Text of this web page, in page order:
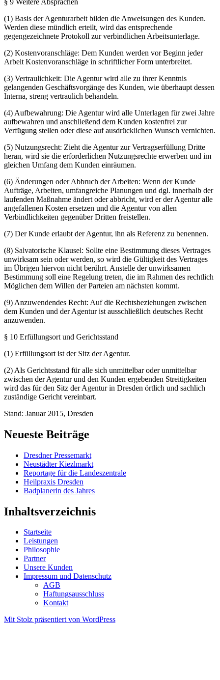
(1) Basis der Agenturarbeit bilden die Anweisungen des Kunden.
Werden diese mündlich erteilt, wird das entsprechende
gegengezeichnete Protokoll zur verbindlichen Arbeitsunterlage.
(2) Kostenvoranschläge: Dem Kunden werden vor Beginn jeder
Arbeit Kostenvoranschläge in schriftlicher Form unterbreitet.
(3) Vertraulichkeit: Die Agentur wird alle zu ihrer Kenntnis
gelangenden Geschäftsvorgänge des Kunden, wie überhaupt dessen
Interna, streng vertraulich behandeln.
(4) Aufbewahrung: Die Agentur wird alle Unterlagen für zwei Jahre
aufbewahren und anschließend dem Kunden kostenfrei zur
Verfügung stellen oder diese auf ausdrücklichen Wunsch vernichten.
(5) Nutzungsrecht: Zieht die Agentur zur Vertragserfüllung Dritte
heran, wird sie die erforderlichen Nutzungsrechte erwerben und im
gleichen Umfang dem Kunden einräumen.
(6) Änderungen oder Abbruch der Arbeiten: Wenn der Kunde
Aufträge, Arbeiten, umfangreiche Planungen und dgl. innerhalb der
laufenden Maßnahme ändert oder abbricht, wird er der Agentur alle
angefallenen Kosten ersetzen und die Agentur von allen
Verbindlichkeiten gegenüber Dritten freistellen.
(7) Der Kunde erlaubt der Agentur, ihn als Referenz zu benennen.
(8) Salvatorische Klausel: Sollte eine Bestimmung dieses Vertrages
unwirksam sein oder werden, so wird die Gültigkeit des Vertrages
im Übrigen hiervon nicht berührt. Anstelle der unwirksamen
Bestimmung soll eine Regelung treten, die im Rahmen des rechtlich
Möglichen dem Willen der Parteien am nächsten kommt.
(9) Anzuwendendes Recht: Auf die Rechtsbeziehungen zwischen
dem Kunden und der Agentur ist ausschließlich deutsches Recht
anzuwenden.
§ 10 Erfüllungsort und Gerichtsstand
(1) Erfüllungsort ist der Sitz der Agentur.
(2) Als Gerichtsstand für alle sich unmittelbar oder unmittelbar
zwischen der Agentur und den Kunden ergebenden Streitigkeiten
wird das für den Sitz der Agentur in Dresden örtlich und sachlich
zuständige Gericht vereinbart.
Stand: Januar 2015, Dresden
Neueste Beiträge
Dresdner Pressemarkt
Neustädter Kiezlmarkt
Reportage für die Landeszentrale
Heilpraxis Dresden
Badplanerin des Jahres
Inhaltsverzeichnis
Startseite
Leistungen
Philosophie
Partner
Unsere Kunden
Impressum und Datenschutz
AGB
Haftungsausschluss
Kontakt
Mit Stolz präsentiert von WordPress